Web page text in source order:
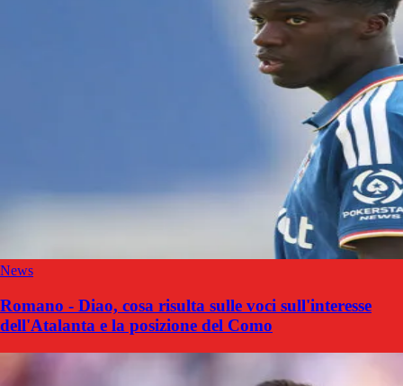
News
Romano - Diao, cosa risulta sulle voci sull'interesse
dell'Atalanta e la posizione del Como